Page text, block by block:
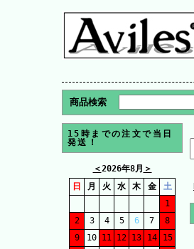
商品検索
15時までの注文で当日
発送！
＜2026年8月 ＞
日
月 火 水 木 金
土
1
2
3 4 5 6 7
8
9
10 11 12 13 14
15